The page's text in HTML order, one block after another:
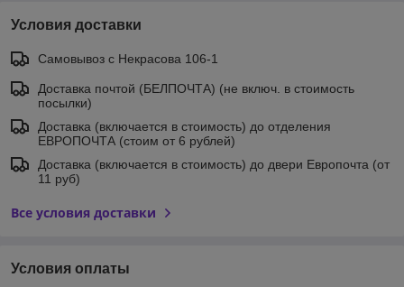
Условия доставки
Самовывоз c Некрасова 106-1
Доставка почтой (БЕЛПОЧТА) (не включ. в стоимость
посылки)
Доставка (включается в стоимость) до отделения
ЕВРОПОЧТА (стоим от 6 рублей)
Доставка (включается в стоимость) до двери Европочта (от
11 руб)
Все условия доставки
Условия оплаты